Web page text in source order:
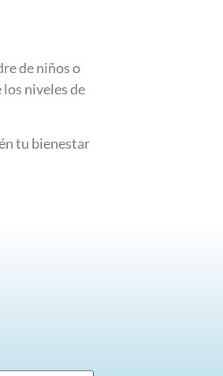
de niños o
niveles de
tu bienestar